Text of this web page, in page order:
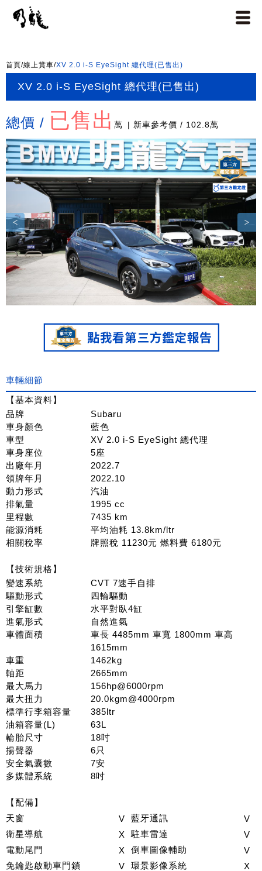
首頁/線上賞車/XV 2.0 i-S EyeSight 總代理(已售出)
XV 2.0 i-S EyeSight 總代理(已售出)
總價 / 已售出 萬 | 新車參考價 / 102.8萬
車輛細節
【基本資料】
品牌
Subaru
車身顏色
藍色
車型
XV 2.0 i-S EyeSight 總代理
車身座位
5座
出廠年月
2022.7
領牌年月
2022.10
動力形式
汽油
排氣量
1995 cc
里程數
7435 km
能源消耗
平均油耗 13.8km/ltr
相關稅率
牌照稅 11230元 燃料費 6180元
【技術規格】
變速系統
CVT 7速手自排
驅動形式
四輪驅動
引擎缸數
水平對臥4缸
進氣形式
自然進氣
車體面積
車長 4485mm 車寬 1800mm 車高
1615mm
車重
1462kg
軸距
2665mm
最大馬力
156hp@6000rpm
最大扭力
20.0kgm@4000rpm
標準行李箱容量
385ltr
油箱容量(L)
63L
輪胎尺寸
18吋
揚聲器
6只
安全氣囊數
7安
多媒體系統
8吋
【配備】
天窗
V 藍牙通訊
V
衛星導航
X 駐車雷達
V
電動尾門
X 倒車圖像輔助
V
免鑰匙啟動車門鎖
V 環景影像系統
X